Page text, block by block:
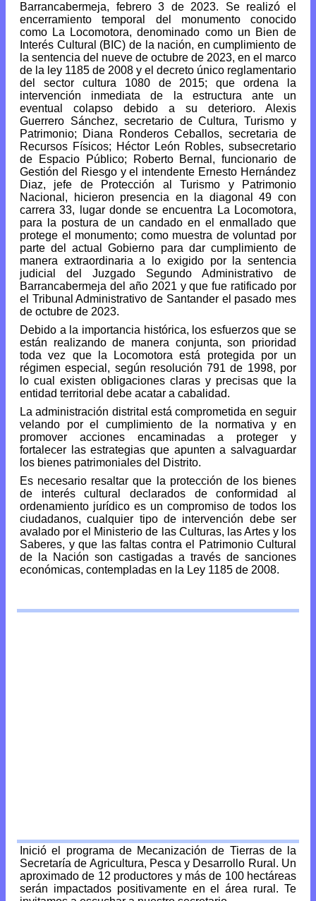
Barrancabermeja, febrero 3 de 2023. Se realizó el
encerramiento temporal del monumento conocido
como La Locomotora, denominado como un Bien de
Interés Cultural (BIC) de la nación, en cumplimiento de
la sentencia del nueve de octubre de 2023, en el marco
de la ley 1185 de 2008 y el decreto único reglamentario
del sector cultura 1080 de 2015; que ordena la
intervención inmediata de la estructura ante un
eventual colapso debido a su deterioro. Alexis
Guerrero Sánchez, secretario de Cultura, Turismo y
Patrimonio; Diana Ronderos Ceballos, secretaria de
Recursos Físicos; Héctor León Robles, subsecretario
de Espacio Público; Roberto Bernal, funcionario de
Gestión del Riesgo y el intendente Ernesto Hernández
Diaz, jefe de Protección al Turismo y Patrimonio
Nacional, hicieron presencia en la diagonal 49 con
carrera 33, lugar donde se encuentra La Locomotora,
para la postura de un candado en el enmallado que
protege el monumento; como muestra de voluntad por
parte del actual Gobierno para dar cumplimiento de
manera extraordinaria a lo exigido por la sentencia
judicial del Juzgado Segundo Administrativo de
Barrancabermeja del año 2021 y que fue ratificado por
el Tribunal Administrativo de Santander el pasado mes
de octubre de 2023.
Debido a la importancia histórica, los esfuerzos que se
están realizando de manera conjunta, son prioridad
toda vez que la Locomotora está protegida por un
régimen especial, según resolución 791 de 1998, por
lo cual existen obligaciones claras y precisas que la
entidad territorial debe acatar a cabalidad.
La administración distrital está comprometida en seguir
velando por el cumplimiento de la normativa y en
promover acciones encaminadas a proteger y
fortalecer las estrategias que apunten a salvaguardar
los bienes patrimoniales del Distrito.
Es necesario resaltar que la protección de los bienes
de interés cultural declarados de conformidad al
ordenamiento jurídico es un compromiso de todos los
ciudadanos, cualquier tipo de intervención debe ser
avalado por el Ministerio de las Culturas, las Artes y los
Saberes, y que las faltas contra el Patrimonio Cultural
de la Nación son castigadas a través de sanciones
económicas, contempladas en la Ley 1185 de 2008.
Inició el programa de Mecanización de Tierras de la
Secretaría de Agricultura, Pesca y Desarrollo Rural. Un
aproximado de 12 productores y más de 100 hectáreas
serán impactados positivamente en el área rural. Te